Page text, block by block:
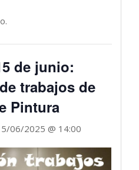
de junio:
trabajos de
Pintura
06/2025 @ 14:00